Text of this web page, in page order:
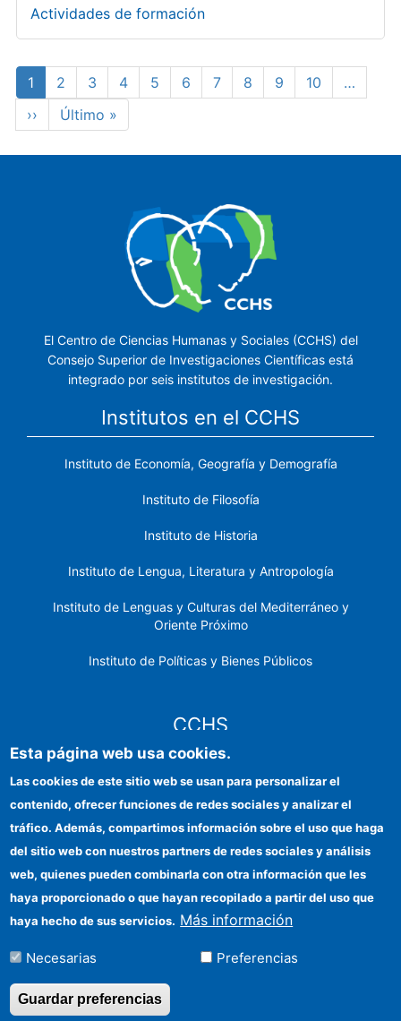
Actividades de formación
Paginación
Página
actual
1 Page
2 Page
3 Page
4 Page
5 Page
6 Page
7 Page
8 Page
9 Page
10
…
Siguiente
página
››
Última
página
Último »
El Centro de Ciencias Humanas y Sociales (CCHS) del
Consejo Superior de Investigaciones Científicas está
integrado por seis institutos de investigación.
Institutos en el CCHS
Instituto de Economía, Geografía y Demografía
Instituto de Filosofía
Instituto de Historia
Instituto de Lengua, Literatura y Antropología
Instituto de Lenguas y Culturas del Mediterráneo y
Oriente Próximo
Instituto de Políticas y Bienes Públicos
CCHS
Identidad institucional
Ayudas FEDER
Organismos financiadores
Contacto
Cómo llegar
Esta página web usa cookies.
Las cookies de este sitio web se usan para personalizar el
contenido, ofrecer funciones de redes sociales y analizar el
tráfico. Además, compartimos información sobre el uso que haga
del sitio web con nuestros partners de redes sociales y análisis
web, quienes pueden combinarla con otra información que les
haya proporcionado o que hayan recopilado a partir del uso que
haya hecho de sus servicios. Más información
Necesarias Preferencias
Guardar preferencias